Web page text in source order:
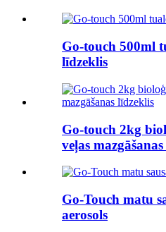
Go-touch 500ml
līdzeklis
Go-touch 2kg
veļas
Go-Touch matu
aerosols